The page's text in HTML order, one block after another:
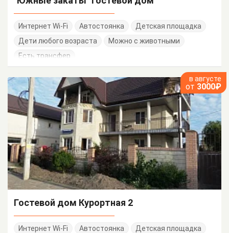
Интернет Wi-Fi Автостоянка
Детская площадка
Дети любого возраста
Можно с животными
Есть трансфер
в августе
от 3000₽
Гостевой дом Курортная 2
Интернет Wi-Fi Автостоянка
Детская площадка